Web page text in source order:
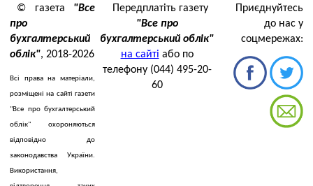
© газета "Все
про
бухгалтерський
облік", 2018-2026
Всі права на матеріали,
розміщені на сайті газети
"Все про бухгалтерський
облік" охороняються
відповідно до
законодавства України.
Використання,
Передплатіть газету
"Все про
бухгалтерський облік"
на сайті або по
телефону (044) 495-20-
60
Приєднуйтесь
до нас у
соцмережах: